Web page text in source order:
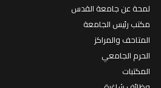
لمحة عن جامعة القدس
مكتب رئيس الجامعة
المتاحف والمراكز
الحرم الجامعي
المكتبات